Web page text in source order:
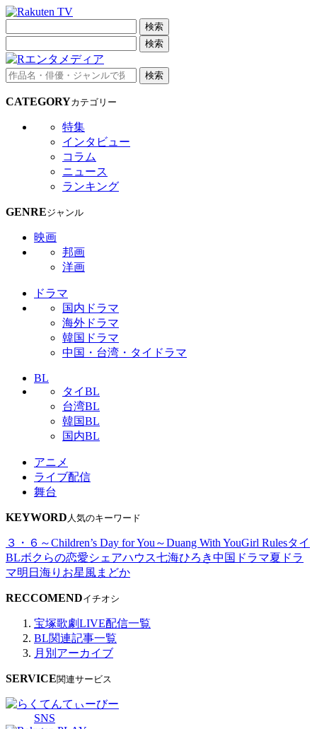
検索
検索
検索
CATEGORYカテゴリー
特集
インタビュー
コラム
ニュース
ランキング
GENREジャンル
映画
邦画
洋画
ドラマ
国内ドラマ
海外ドラマ
韓国ドラマ
中国・台湾・タイドラマ
BL
タイBL
台湾BL
韓国BL
国内BL
アニメ
ライブ配信
舞台
KEYWORD 人気のキーワード
３・６～Children’s Day for You～Duang With YouGirl Rulesタイ
BLボクらの恋愛シェアハウス七海ひろき中国ドラマ夏ドラ
マ明日海りお星風まどか
RECCOMENDイチオシ
宝塚歌劇LIVE配信一覧
BL関連記事一覧
月別アーカイブ
SERVICE関連サービス
SNS